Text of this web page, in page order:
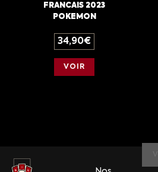
FRANCAIS 2023
POKEMON
34,90€
VOIR